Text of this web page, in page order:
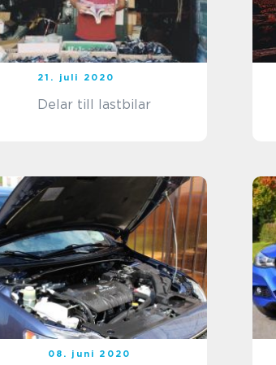
21. juli 2020
Delar till lastbilar
08. juni 2020